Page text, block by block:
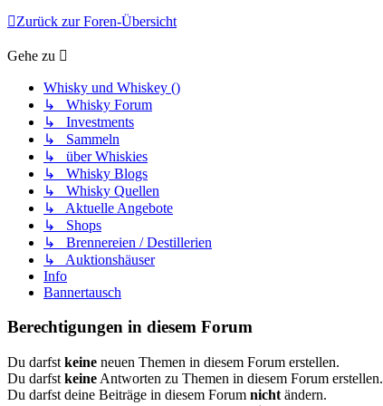
Zurück zur Foren-Übersicht
Gehe zu
Whisky und Whiskey ()
↳ Whisky Forum
↳ Investments
↳ Sammeln
↳ über Whiskies
↳ Whisky Blogs
↳ Whisky Quellen
↳ Aktuelle Angebote
↳ Shops
↳ Brennereien / Destillerien
↳ Auktionshäuser
Info
Bannertausch
Berechtigungen in diesem Forum
Du darfst keine neuen Themen in diesem Forum erstellen.
Du darfst keine Antworten zu Themen in diesem Forum erstellen.
Du darfst deine Beiträge in diesem Forum nicht ändern.